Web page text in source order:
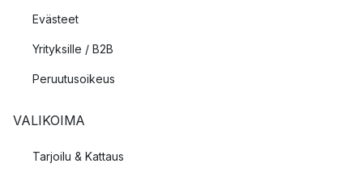
Evästeet
Yrityksille / B2B
Peruutusoikeus
VALIKOIMA
Tarjoilu & Kattaus